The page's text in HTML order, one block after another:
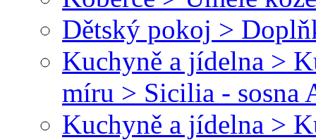
Dětský pokoj >
Kuchyně a jídelna >
míru > Sicilia - sosna
Kuchyně a jídelna >